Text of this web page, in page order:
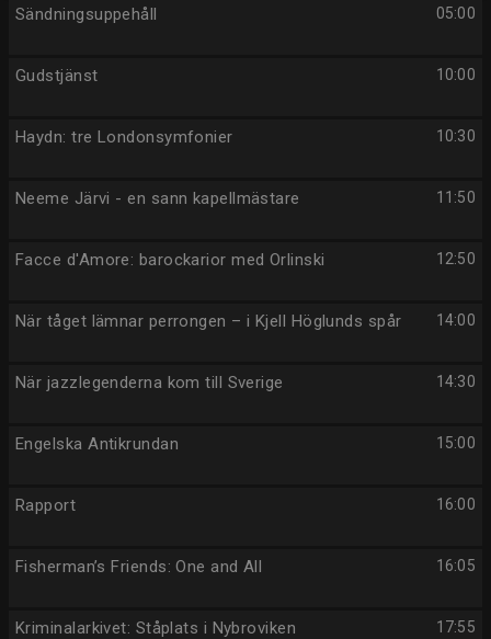
05:00
Sändningsuppehåll
10:00
Gudstjänst
10:30
Haydn: tre Londonsymfonier
11:50
Neeme Järvi - en sann kapellmästare
12:50
Facce d'Amore: barockarior med Orlinski
14:00
När tåget lämnar perrongen – i Kjell Höglunds spår
14:30
När jazzlegenderna kom till Sverige
15:00
Engelska Antikrundan
16:00
Rapport
16:05
Fisherman’s Friends: One and All
17:55
Kriminalarkivet: Ståplats i Nybroviken